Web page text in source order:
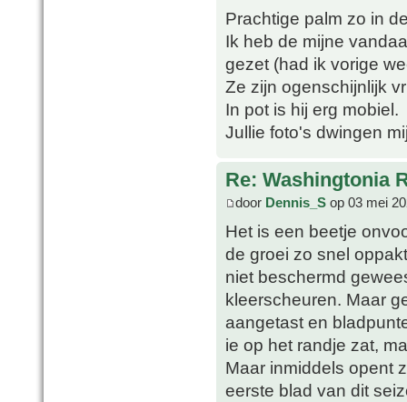
Prachtige palm zo in
Ik heb de mijne
gezet (had ik vorige
Ze zijn ogenschijnlijk
In pot is hij erg mobiel.
Jullie foto's dwingen
Re: Washingtonia
door Dennis_S op 03 mei
Het is een beetje
de groei zo snel
niet beschermd
kleerscheuren. Maar
aangetast en
ie op het randje zat,
Maar inmiddels opent
eerste blad van dit